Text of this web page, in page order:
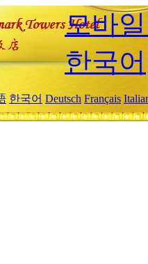
모바
한국어
한국어 Deutsch Français